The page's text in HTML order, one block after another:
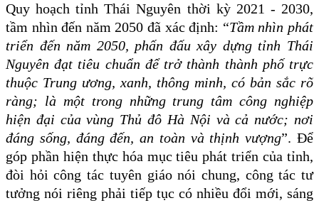
Quy hoạch tỉnh Thái Nguyên thời kỳ 2021 - 2030,
tầm nhìn đến năm 2050 đã xác định: “Tầm nhìn phát
triển đến năm 2050, phấn đấu xây dựng tỉnh Thái
Nguyên đạt tiêu chuẩn để trở thành thành phố trực
thuộc Trung ương, xanh, thông minh, có bản sắc rõ
ràng; là một trong những trung tâm công nghiệp
hiện đại của vùng Thủ đô Hà Nội và cả nước; nơi
đáng sống, đáng đến, an toàn và thịnh vượng”. Để
góp phần hiện thực hóa mục tiêu phát triển của tỉnh,
đòi hỏi công tác tuyên giáo nói chung, công tác tư
tưởng nói riêng phải tiếp tục có nhiều đổi mới, sáng